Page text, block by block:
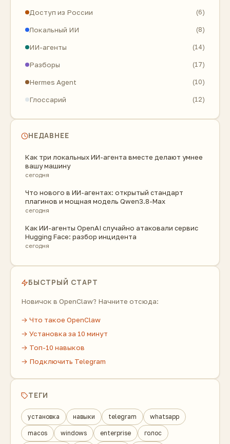
Доступ из России (6)
Локальный ИИ (8)
ИИ-агенты (14)
Разборы (17)
Hermes Agent (10)
Глоссарий (12)
НЕДАВНЕЕ
Как три локальных ИИ-агента вместе делают умнее
вашу машину
сегодня
Что нового в ИИ-агентах: открытый стандарт
плагинов и мощная модель Qwen3.8-Max
сегодня
Как ИИ-агенты OpenAI случайно атаковали сервис
Hugging Face: разбор инцидента
сегодня
БЫСТРЫЙ СТАРТ
Новичок в OpenClaw? Начните отсюда:
→ Что такое OpenClaw
→ Установка за 10 минут
→ Топ-10 навыков
→ Подключить Telegram
ТЕГИ
установка навыки telegram whatsapp
macos windows enterprise голос